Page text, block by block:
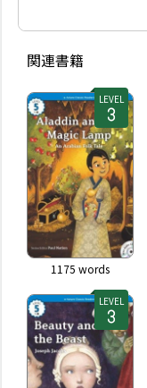
関連書籍
LEVEL
1175 words
LEVEL